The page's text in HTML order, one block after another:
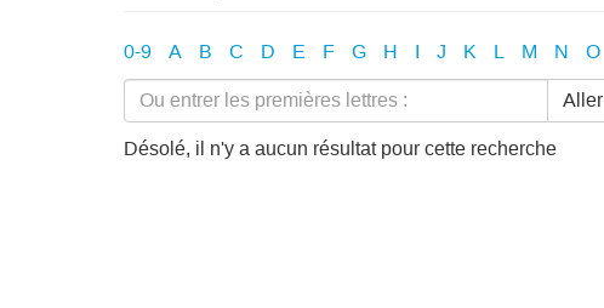
0-9 A B C D E F G H I J K L M N O
Aller
Désolé, il n'y a aucun résultat pour cette recherche